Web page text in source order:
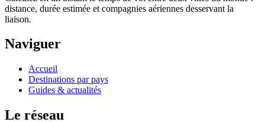
distance, durée estimée et compagnies aériennes desservant la
liaison.
Naviguer
Accueil
Destinations par pays
Guides & actualités
Le réseau